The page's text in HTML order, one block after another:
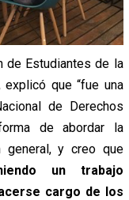
de Estudiantes de la
explicó que “fue una
de Derechos
de abordar la
y creo que
un trabajo
cargo de los